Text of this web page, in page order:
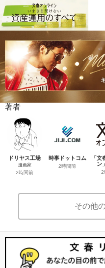
著者
ドリヤス工場
漫画家
2時間前
時事ドットコム
2時間前
「文
ン
2
その他